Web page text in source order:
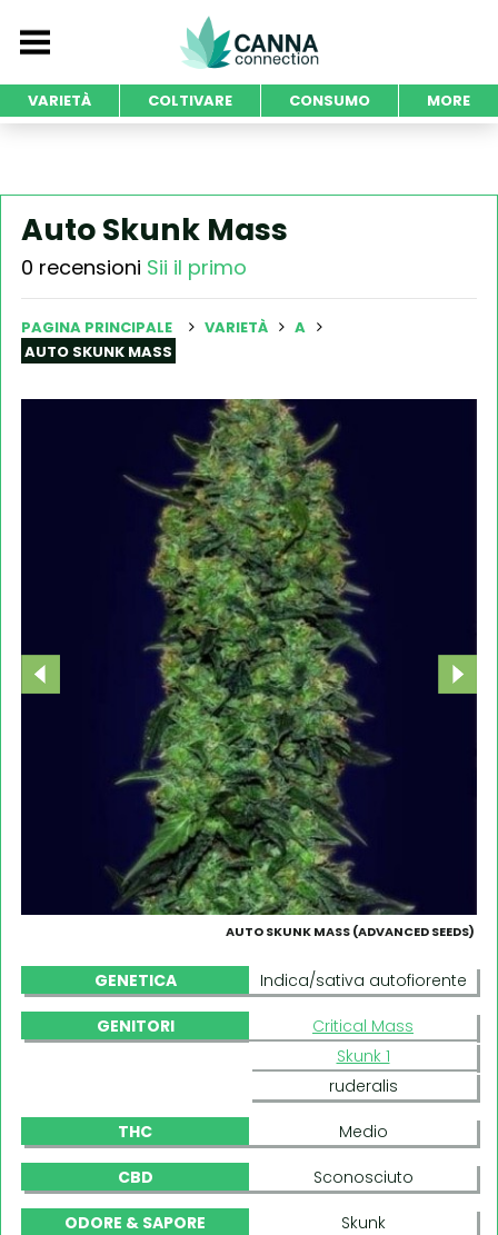
VARIETÀ COLTIVARE CONSUMO MORE
Auto Skunk Mass
0 recensioni Sii il primo
PAGINA PRINCIPALE VARIETÀ
A
AUTO SKUNK MASS
AUTO SKUNK MASS (ADVANCED SEEDS)
GENETICA Indica/sativa autofiorente
GENITORI
Critical Mass
Skunk 1
ruderalis
THC Medio
CBD Sconosciuto
ODORE & SAPORE
Skunk